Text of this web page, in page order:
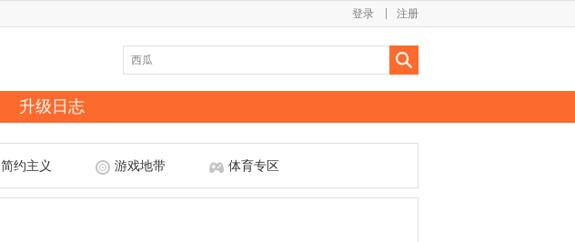
注册
登录
升级日志
简约主义 游戏地带 体育专区